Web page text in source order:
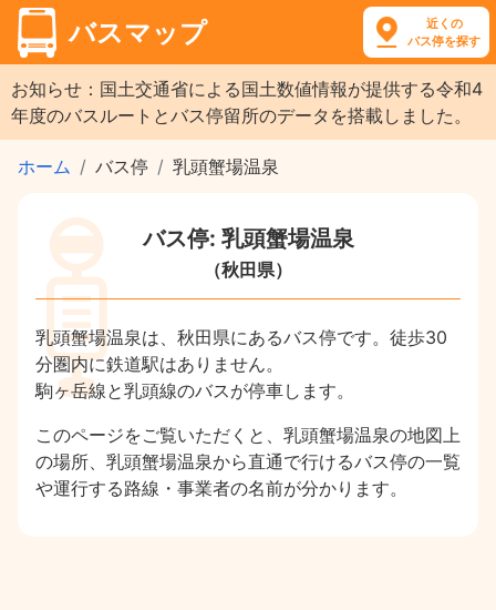
バスマップ
近くの
バス停を探す
お知らせ：国土交通省による国土数値情報が提供する令和4
年度のバスルートとバス停留所のデータを搭載しました。
ホーム バス停 乳頭蟹場温泉
バス停: 乳頭蟹場温泉
（秋田県）
乳頭蟹場温泉は、秋田県にあるバス停です。徒歩30
分圏内に鉄道駅はありません。
駒ヶ岳線と乳頭線のバスが停車します。
このページをご覧いただくと、乳頭蟹場温泉の地図上
の場所、乳頭蟹場温泉から直通で行けるバス停の一覧
や運行する路線・事業者の名前が分かります。